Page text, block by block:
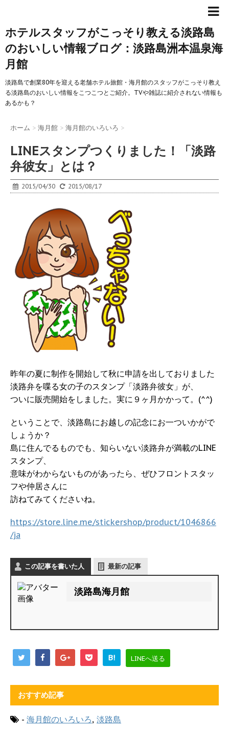
ホテルスタッフがこっそり教える淡路島
のおいしい情報ブログ：淡路島洲本温泉海
月館
淡路島で創業80年を迎える老舗ホテル旅館・海月館のスタッフがこっそり教え
る淡路島のおいしい情報をこつこつとご紹介。TVや雑誌に紹介されない情報も
あるかも？
ホーム > 海月館 > 海月館のいろいろ >
LINEスタンプつくりました！「淡路
弁彼女」とは？
2015/04/30 2015/08/17
昨年の夏に制作を開始して秋に申請を出しておりました
淡路弁を喋る女の子のスタンプ「淡路弁彼女」が、
ついに販売開始をしました。実に９ヶ月かかって。(^^)
ということで、淡路島にお越しの記念にお一ついかがで
しょうか？
島に住んでるものでも、知らいない淡路弁が満載のLINE
スタンプ、
意味がわからないものがあったら、ぜひフロントスタッ
フや仲居さんに
訪ねてみてくださいね。
https://store.line.me/stickershop/product/1046866
/ja
この記事を書いた人 最新の記事
淡路島海月館
B! LINEへ送る
おすすめ記事
- 海月館のいろいろ, 淡路島